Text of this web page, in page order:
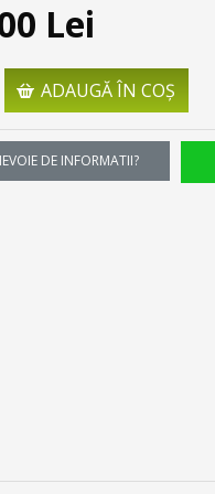
Lei
ADAUGĂ ÎN COŞ
DE INFORMATII?